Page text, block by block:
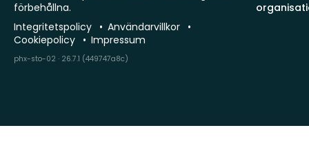
förbehållna.
Integritetspolicy
Användarvillkor
Cookiepolicy
Impressum
phx-sto-02 · 26.7.1 (449747a8c)